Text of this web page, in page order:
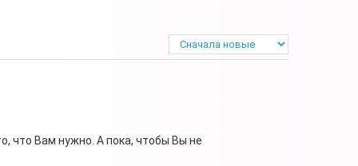
что Вам нужно. А пока, чтобы Вы не